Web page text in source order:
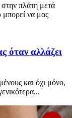
πλάτη μετά
μπορεί να μας
όταν αλλάζει
και όχι μόνο,